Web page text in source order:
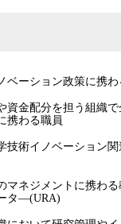
ベーション政策に携
資金配分を担う組織
携わる職員
技術イノベーション
マネジメントに携わる
タ―(URA)